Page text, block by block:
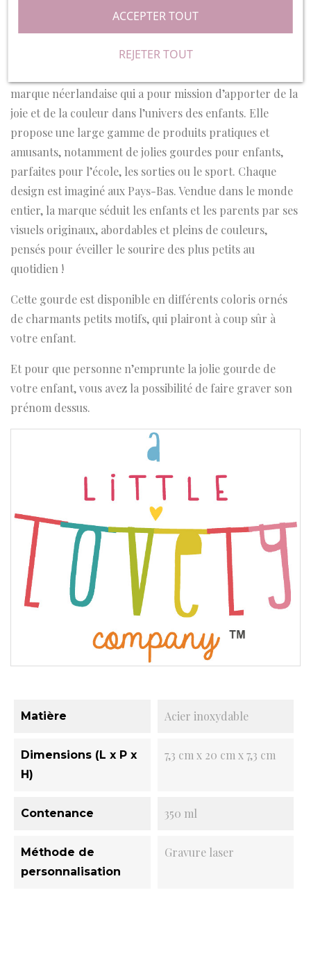
REJETER TOUT
ACCEPTER TOUT
sécher à l’air libre. Cette gourde ne passe ni au lave-
marque néerlandaise qui a pour mission d’apporter de la
joie et de la couleur dans l’univers des enfants. Elle
propose une large gamme de produits pratiques et
amusants, notamment de jolies gourdes pour enfants,
parfaites pour l’école, les sorties ou le sport. Chaque
design est imaginé aux Pays-Bas. Vendue dans le monde
entier, la marque séduit les enfants et les parents par ses
visuels originaux, abordables et pleins de couleurs,
pensés pour éveiller le sourire des plus petits au
quotidien !
Cette gourde est disponible en différents coloris ornés
de charmants petits motifs, qui plairont à coup sûr à
votre enfant.
Et pour que personne n’emprunte la jolie gourde de
votre enfant, vous avez la possibilité de faire graver son
prénom dessus.
Matière Acier inoxydable
Dimensions (L x P x
H)
7,3 cm x 20 cm x 7,3 cm
Contenance 350 ml
Méthode de
personnalisation
Gravure laser